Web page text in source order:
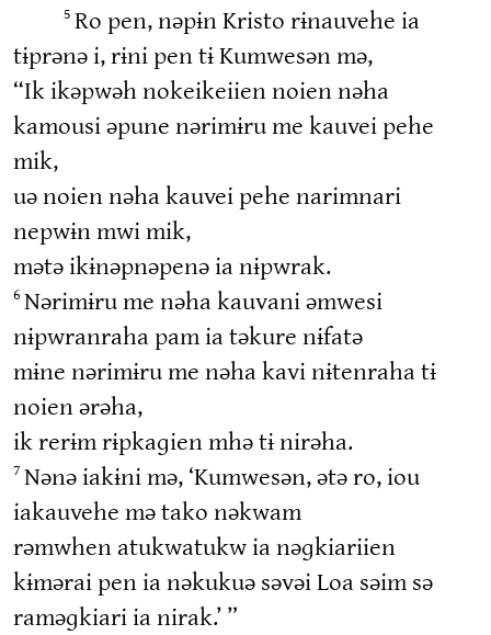
5 Ro pen, nəpɨn Kristo rɨnauvehe ia
tɨprənə i, rɨni pen tɨ Kumwesən mə,
“Ik ikəpwəh nokeikeiien noien nəha
kamousi əpune nərimɨru me kauvei pehe
mik,
uə noien nəha kauvei pehe narimnari
nepwɨn mwi mik,
mətə ikɨnəpnəpenə ia nɨpwrak.
6 Nərimɨru me nəha kauvani əmwesi
nɨpwranraha pam ia təkure nɨfatə
mɨne nərimɨru me nəha kavi nɨtenraha tɨ
noien ərəha,
ik rerɨm rɨpkaɡien mhə tɨ nirəha.
7 Nənə iakɨni mə, ‘Kumwesən, ətə ro, iou
iakauvehe mə tako nəkwam
rəmwhen atukwatukw ia nəɡkiariien
kɨmərai pen ia nəkukuə səvəi Loa səim sə
raməɡkiari ia nirak.’ ”